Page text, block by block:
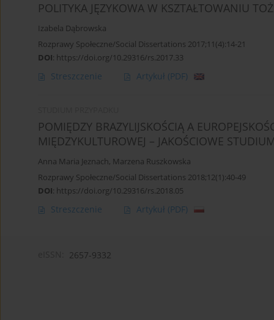
POLITYKA JĘZYKOWA W KSZTAŁTOWANIU
Izabela Dąbrowska
Rozprawy Społeczne/Social Dissertations 2017;11(4):14-21
DOI: https://doi.org/10.29316/rs.2017.33
Streszczenie Artykuł (PDF)
POMIĘDZY BRAZYLIJSKOŚCIĄ A
MIĘDZYKULTUROWEJ – JAKOŚCIOWE
Anna Maria Jeznach, Marzena Ruszkowska
Rozprawy Społeczne/Social Dissertations 2018;12(1):40-49
DOI: https://doi.org/10.29316/rs.2018.05
Streszczenie Artykuł (PDF)
2657-9332